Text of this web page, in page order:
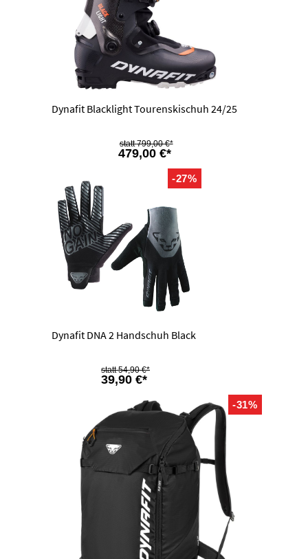
Dynafit Blacklight Tourenskischuh 24/25
479,00 €*
799,00 €*
-27%
Dynafit DNA 2 Handschuh Black
39,90 €*
54,90 €*
-31%